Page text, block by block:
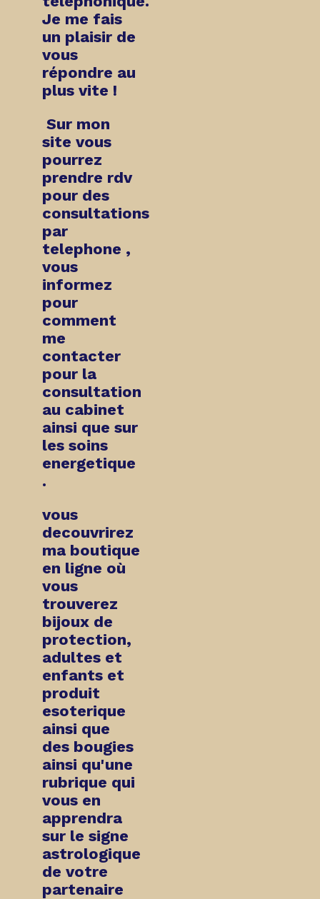
Je me fais
un plaisir de
vous
répondre au
plus vite !
Sur mon
site vous
pourrez
prendre rdv
pour des
consultations
par
telephone ,
vous
informez
pour
comment
me
contacter
pourla
consultation
au cabinet
ainsi que sur
les soins
energetique
.
vous
decouvrirez
ma boutique
en ligne où
vous
trouverez
bijoux de
protection,
adultes et
enfants et
produit
esoterique
ainsi que
des bougies
ainsi qu'une
rubrique qui
vous en
apprendra
sur le signe
astrologique
de votre
partenaire